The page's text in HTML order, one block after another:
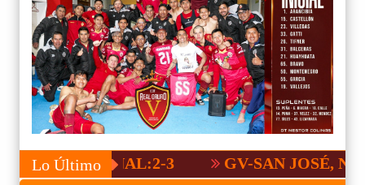
Lo Último
NACIONAL:2-3 GV-SAN JOSÉ, NO